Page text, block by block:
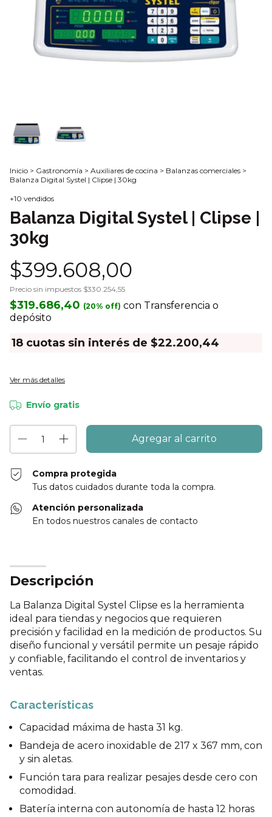
Inicio > Gastronomía > Auxiliares de cocina > Balanzas comerciales >
Balanza Digital Systel | Clipse | 30kg
+10 vendidos
Balanza Digital Systel | Clipse |
30kg
$399.608,00
Precio sin impuestos $330.254,55
$319.686,40 con Transferencia o
depósito
18 cuotas sin interés de $22.200,44
Ver más detalles
Envío gratis
Compra protegida
Tus datos cuidados durante toda la compra.
Atención personalizada
En todos nuestros canales de contacto
Descripción
La Balanza Digital Systel Clipse es la herramienta
ideal para tiendas y negocios que requieren
precisión y facilidad en la medición de productos. Su
diseño funcional y versátil permite un pesaje rápido
y confiable, facilitando el control de inventarios y
ventas.
Características
Capacidad máxima de hasta 31 kg.
Bandeja de acero inoxidable de 217 x 367 mm, con
y sin aletas.
Función tara para realizar pesajes desde cero con
comodidad.
Batería interna con autonomía de hasta 12 horas